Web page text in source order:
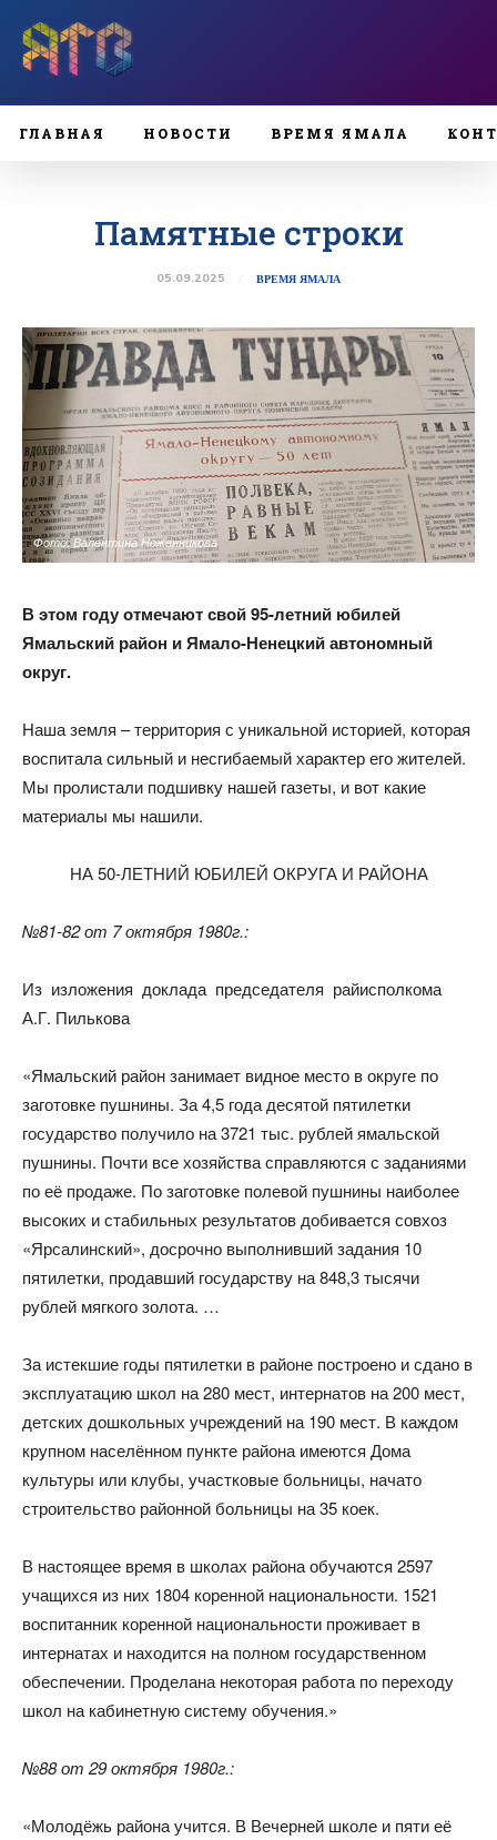
ГЛАВНАЯ НОВОСТИ ВРЕМЯ ЯМАЛА
Памятные строки
05.09.2025 ВРЕМЯ ЯМАЛА
Фото: Валентина Ноженникова
В этом году отмечают свой 95-летний юбилей
Ямальский район и Ямало-Ненецкий автономный
округ.
Наша земля – территория с уникальной историей, которая
воспитала сильный и несгибаемый характер его жителей.
Мы пролистали подшивку нашей газеты, и вот какие
материалы мы нашили.
НА 50-ЛЕТНИЙ ЮБИЛЕЙ ОКРУГА И РАЙОНА
№81-82 от 7 октября 1980г.:
Из изложения доклада председателя райисполкома
А.Г. Пилькова
«Ямальский район занимает видное место в округе по
заготовке пушнины. За 4,5 года десятой пятилетки
государство получило на 3721 тыс. рублей ямальской
пушнины. Почти все хозяйства справляются с заданиями
по её продаже. По заготовке полевой пушнины наиболее
высоких и стабильных результатов добивается совхоз
«Ярсалинский», досрочно выполнивший задания 10
пятилетки, продавший государству на 848,3 тысячи
рублей мягкого золота. …
За истекшие годы пятилетки в районе построено и сдано в
эксплуатацию школ на 280 мест, интернатов на 200 мест,
детских дошкольных учреждений на 190 мест. В каждом
крупном населённом пункте района имеются Дома
культуры или клубы, участковые больницы, начато
строительство районной больницы на 35 коек.
В настоящее время в школах района обучаются 2597
учащихся из них 1804 коренной национальности. 1521
воспитанник коренной национальности проживает в
интернатах и находится на полном государственном
обеспечении. Проделана некоторая работа по переходу
школ на кабинетную систему обучения.»
№88 от 29 октября 1980г.:
«Молодёжь района учится. В Вечерней школе и пяти её